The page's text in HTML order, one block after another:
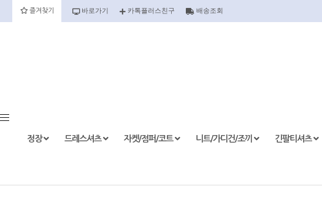
즐겨찾기 바로가기 카톡플러스친구 배송조회
정장 드레스셔츠 자켓/점퍼/코트 니트/가디건/조끼 긴팔티셔츠
정장하의